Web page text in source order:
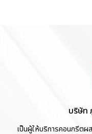
บริษัท
เป็นผู้ให้บริการคอนกรีต